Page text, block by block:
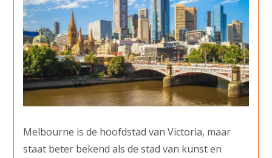
Melbourne is de hoofdstad van Victoria, maar
staat beter bekend als de stad van kunst en